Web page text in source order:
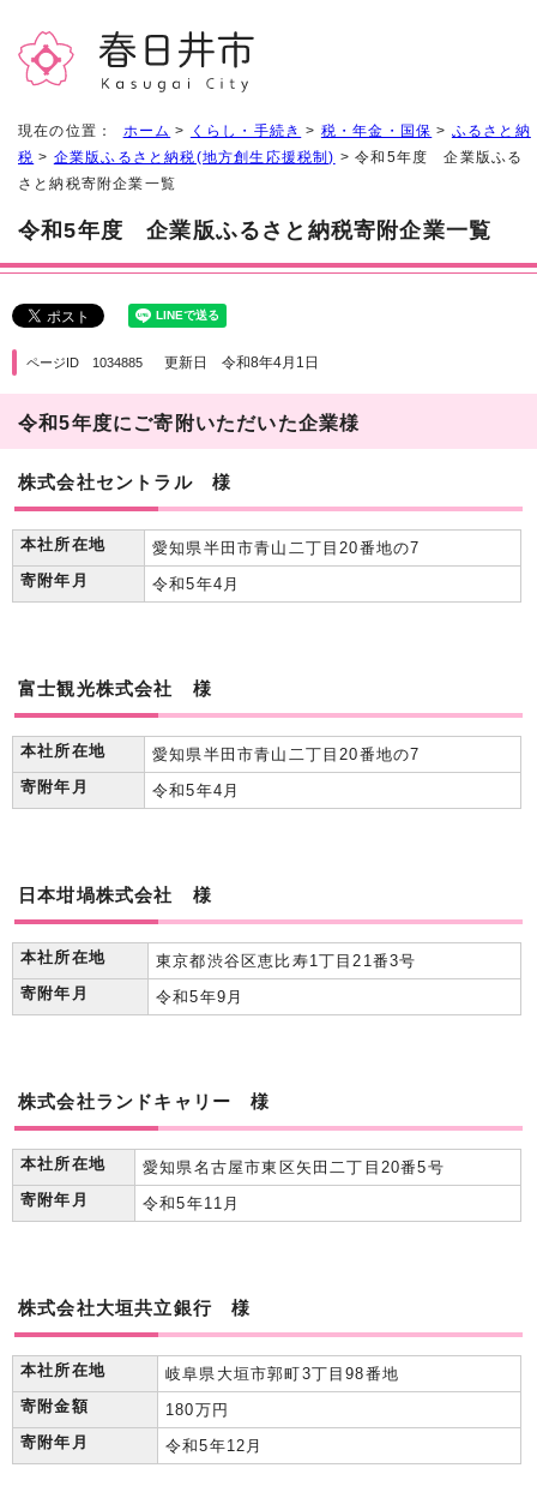
現在の位置： ホーム > くらし・手続き > 税・年金・国保 > ふるさと納
税 > 企業版ふるさと納税(地方創生応援税制) > 令和5年度 企業版ふる
さと納税寄附企業一覧
令和5年度 企業版ふるさと納税寄附企業一覧
ページID 1034885 更新日 令和8年4月1日
令和5年度にご寄附いただいた企業様
株式会社セントラル 様
本社所在地
愛知県半田市青山二丁目20番地の7
寄附年月
令和5年4月
富士観光株式会社 様
本社所在地
愛知県半田市青山二丁目20番地の7
寄附年月
令和5年4月
日本坩堝株式会社 様
本社所在地
東京都渋谷区恵比寿1丁目21番3号
寄附年月
令和5年9月
株式会社ランドキャリー 様
本社所在地
愛知県名古屋市東区矢田二丁目20番5号
寄附年月
令和5年11月
株式会社大垣共立銀行 様
本社所在地
岐阜県大垣市郭町3丁目98番地
寄附金額
180万円
寄附年月
令和5年12月